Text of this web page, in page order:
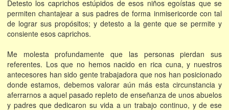
Detesto los caprichos estúpidos de esos niños egoístas que se
permiten chantajear a sus padres de forma inmisericorde con tal
de lograr sus propósitos; y detesto a la gente que se permite y
consiente esos caprichos.
Me molesta profundamente que las personas pierdan sus
referentes. Los que no hemos nacido en rica cuna, y nuestros
antecesores han sido gente trabajadora que nos han posicionado
donde estamos, debemos valorar aún más esta circunstancia y
aferrarnos a aquel pasado repleto de enseñanza de unos abuelos
y padres que dedicaron su vida a un trabajo continuo, y de ese